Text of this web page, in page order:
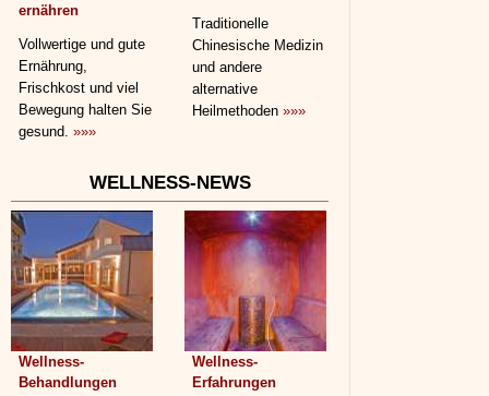
ernähren
Vollwertige und gute
Ernährung,
Frischkost und viel
Bewegung halten Sie
gesund. »»»
Traditionelle
Chinesische Medizin
und andere
alternative
Heilmethoden »»»
WELLNESS-NEWS
Wellness-
Behandlungen
Wellness-
Erfahrungen